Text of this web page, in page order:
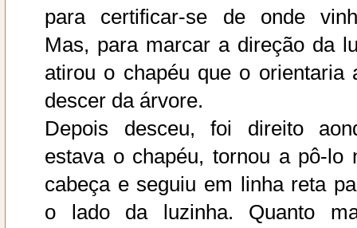
para certificar-se de onde
Mas, para marcar a direção da
atirou o chapéu que o orientaria
descer da árvore.
Depois desceu, foi direito
estava o chapéu, tornou a pô-lo
cabeça e seguiu em linha reta
o lado da luzinha. Quanto